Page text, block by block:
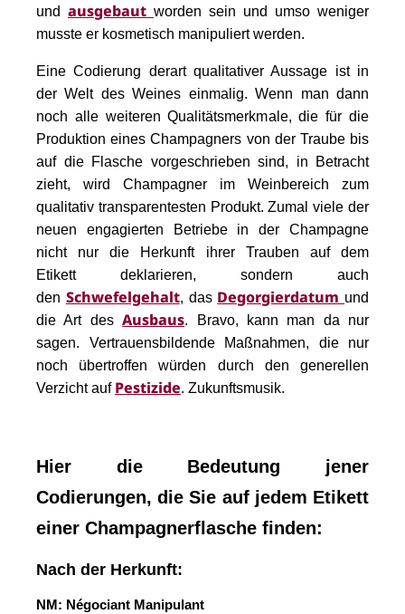
und ausgebaut worden sein und umso weniger
musste er kosmetisch manipuliert werden.
Eine Codierung derart qualitativer Aussage ist in
der Welt des Weines einmalig. Wenn man dann
noch alle weiteren Qualitätsmerkmale, die für die
Produktion eines Champagners von der Traube bis
auf die Flasche vorgeschrieben sind, in Betracht
zieht, wird Champagner im Weinbereich zum
qualitativ transparentesten Produkt. Zumal viele der
neuen engagierten Betriebe in der Champagne
nicht nur die Herkunft ihrer Trauben auf dem
Etikettdeklarieren, sondern auch
den Schwefelgehalt, das Degorgierdatum und
die Art desAusbaus. Bravo, kann man da nur
sagen. Vertrauensbildende Maßnahmen, die nur
noch übertroffen würden durch den generellen
Verzicht auf Pestizide. Zukunftsmusik.
Hier die Bedeutung jener
Codierungen, die Sie auf jedem Etikett
einer Champagnerflasche finden:
Nach der Herkunft:
NM: Négociant Manipulant